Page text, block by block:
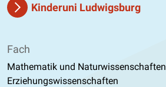
Kinderuni Ludwigsburg
Fach
Mathematik und Naturwissenschaften
Erziehungswissenschaften